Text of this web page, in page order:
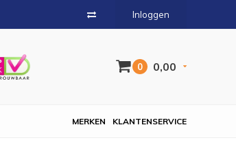
Inloggen
0 0,00
KLANTENSERVICE
MERKEN